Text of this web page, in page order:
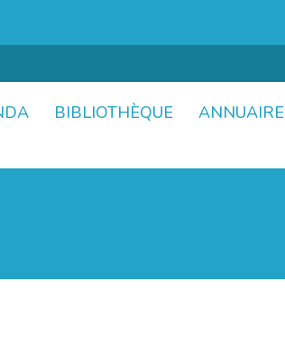
BIBLIOTHÈQUE
ANNUAIRE